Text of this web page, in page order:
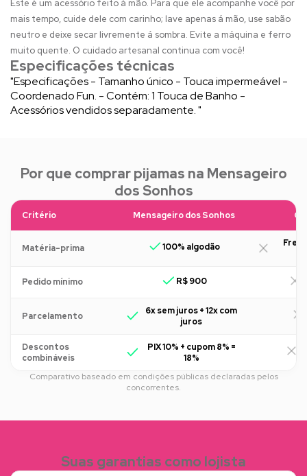
Este é um acessório feito à mão. Para que ele acompanhe você por
mais tempo, cuide dele com carinho; lave apenas á mão, use sabão
neutro e deixe secar livremente á sombra. Evite a máquina e ferro
muito quente. O cuidado artesanal continua com você!
Especificações técnicas
"Especificações - Tamanho único - Touca impermeável -
Coordenado Fun. - Contém: 1 Touca de Banho -
Acessórios vendidos separadamente. "
Por que comprar pijamas na Mensageiro
dos Sonhos
Critério Mensageiro dos Sonhos
Matéria-prima 100% algodão
Pedido mínimo R$ 900
Parcelamento
6x sem juros + 12x com
juros
Descontos
combináveis
PIX 10% + cupom 8% =
18%
Comparativo baseado em condições públicas declaradas pelos
concorrentes.
Suas garantias como lojista